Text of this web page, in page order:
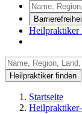
Heilpraktiker
Heilpraktiker finden
Startseite